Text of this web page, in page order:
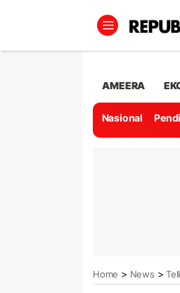
AMEERA
Nasional
Home > News >